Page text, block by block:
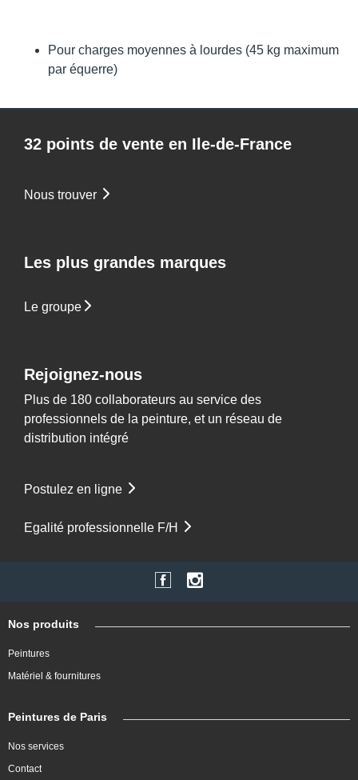
Pour charges moyennes à lourdes (45 kg maximum
par équerre)
32 points de vente en Ile-de-France
Nous trouver
Les plus grandes marques
Le groupe
Rejoignez-nous
Plus de 180 collaborateurs au service des
professionnels de la peinture, et un réseau de
distribution intégré
Postulez en ligne
Egalité professionnelle F/H
Nos produits
Peintures
Matériel & fournitures
Peintures de Paris
Nos services
Contact